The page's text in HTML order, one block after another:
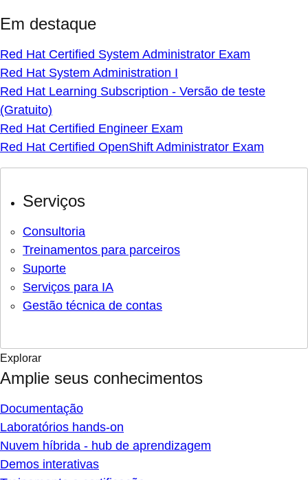
Em destaque
Red Hat Certified System Administrator Exam
Red Hat System Administration I
Red Hat Learning Subscription - Versão de teste
(Gratuito)
Red Hat Certified Engineer Exam
Red Hat Certified OpenShift Administrator Exam
Serviços
Consultoria
Treinamentos para parceiros
Suporte
Serviços para IA
Gestão técnica de contas
Explorar
Amplie seus conhecimentos
Documentação
Laboratórios hands-on
Nuvem híbrida - hub de aprendizagem
Demos interativas